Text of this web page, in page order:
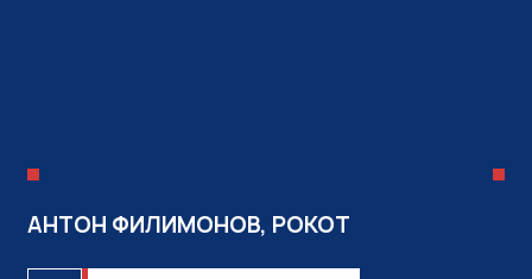
АНТОН ФИЛИМОНОВ, РОКОТ